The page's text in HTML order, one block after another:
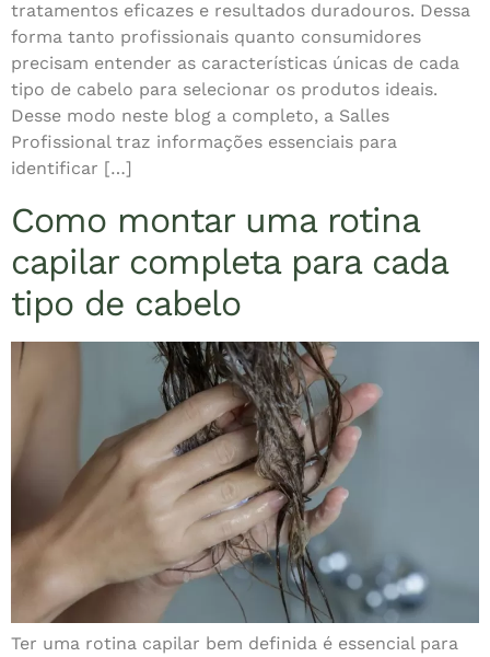
tratamentos eficazes e resultados duradouros. Dessa
forma tanto profissionais quanto consumidores
precisam entender as características únicas de cada
tipo de cabelo para selecionar os produtos ideais.
Desse modo neste blog a completo, a Salles
Profissional traz informações essenciais para
identificar […]
Como montar uma rotina
capilar completa para cada
tipo de cabelo
Ter uma rotina capilar bem definida é essencial para